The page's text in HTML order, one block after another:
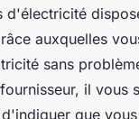
d'électricité
auxquelles
sans
il vous
que